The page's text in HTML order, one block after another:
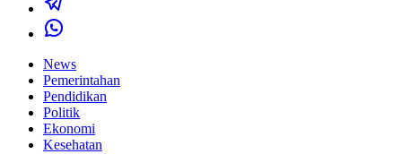
News
Pemerintahan
Pendidikan
Politik
Ekonomi
Kesehatan